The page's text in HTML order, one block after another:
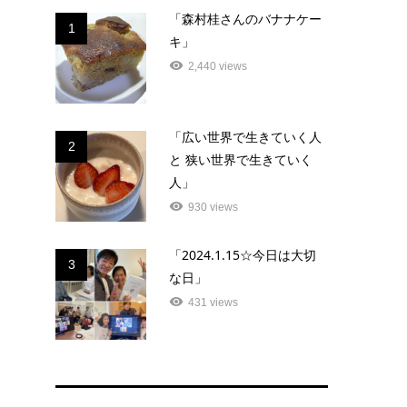
1
「森村桂さんのバナナケー
キ」
2,440 views
2
「広い世界で生きていく人
と 狭い世界で生きていく
人」
930 views
3
「2024.1.15☆今日は大切
な日」
431 views